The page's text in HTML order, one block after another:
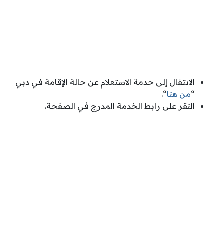
الانتقال إلى خدمة الاستعلام عن حالة الإقامة في دبي
“من هنا“.
النقر على رابط الخدمة المدرج في الصفحة.